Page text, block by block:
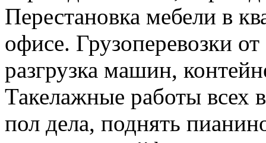
Перестановка мебели в
офисе. Грузоперевозки
разгрузка машин,
Такелажные работы всех
пол дела, поднять